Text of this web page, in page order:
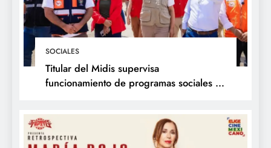
SOCIALES
Titular del Midis supervisa
funcionamiento de programas sociales en
Fenómeno de El Niño